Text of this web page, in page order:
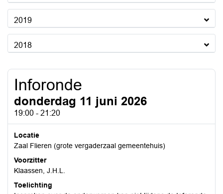
2019
2018
Inforonde
donderdag 11 juni 2026
19:00 - 21:20
Locatie
Zaal Flieren (grote vergaderzaal gemeentehuis)
Voorzitter
Klaassen, J.H.L.
Toelichting